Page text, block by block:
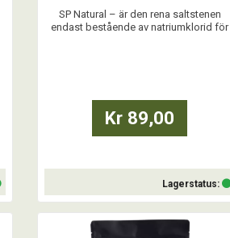
SP Natural – är den rena saltstenen
endast bestående av natriumklorid för
Kr 89,00
Lagerstatus: